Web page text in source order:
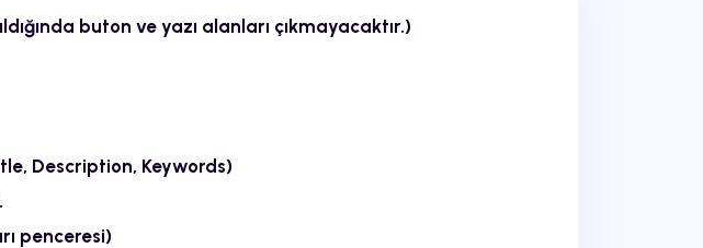
buton ve yazı alanları çıkmayacaktır.)
Description, Keywords)
penceresi)